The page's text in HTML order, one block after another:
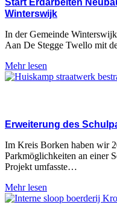
Start Erdarbeiten
Winterswijk
In der Gemeinde
Aan De Stegge Twello mit
Mehr lesen
Erweiterung des
Im Kreis Borken haben wir
Parkmöglichkeiten an einer
Projekt umfasste…
Mehr lesen